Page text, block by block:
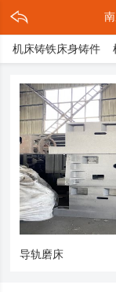
机床铸铁床身铸件
机床底座的结构 机头
球形立柱 机床铸件5
压铸缩孔原因解决措施
机床底座是什么 轴
球体磨床 机床铸铁
导轨磨床